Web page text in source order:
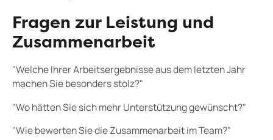
Fragen zur Leistung und
Zusammenarbeit
"Welche Ihrer Arbeitsergebnisse aus dem letzten Jahr
machen Sie besonders stolz?"
"Wo hätten Sie sich mehr Unterstützung gewünscht?"
"Wie bewerten Sie die Zusammenarbeit im Team?"